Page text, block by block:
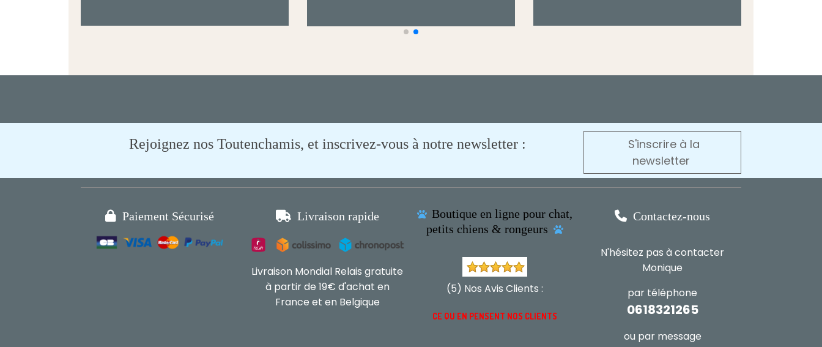
Rejoignez nos Toutenchamis, et inscrivez-vous à notre newsletter :
S'inscrire à la
newsletter
 Paiement Sécurisé  Livraison rapide
Livraison Mondial Relais gratuite
à partir de 19€ d'achat en
France et en Belgique
 Boutique en ligne pour chat,
petits chiens & rongeurs

(5) Nos Avis Clients :
CE QU'EN PENSENT NOS CLIENTS
 Contactez-nous
N'hésitez pas à contacter
Monique
par téléphone
0618321265
ou par message